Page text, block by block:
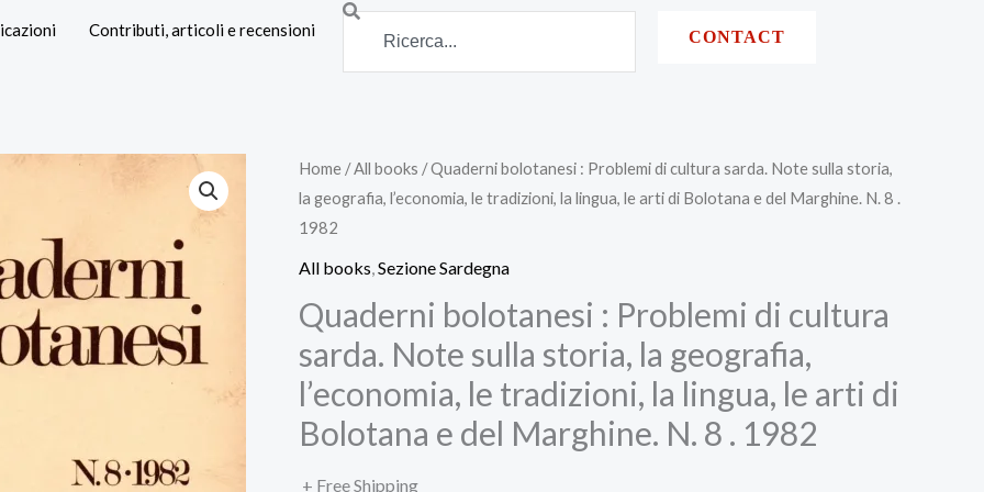
Contributi, articoli e recensioni Search
CONTACT
Home /All books / Quaderni bolotanesi : Problemi di cultura sarda. Note sulla storia,
la geografia, l’economia, le tradizioni, la lingua, le arti di Bolotana e del Marghine. N. 8 .
1982
All books Sezione Sardegna
Quaderni bolotanesi : Problemi di cultura
sarda. Note sulla storia, la geografia,
l’economia, le tradizioni, la lingua, le arti di
Bolotana e del Marghine. N. 8 . 1982
+ Free Shipping